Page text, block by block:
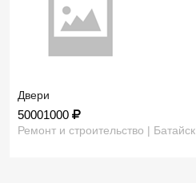
Двери
50001000
Ремонт и строительство | Батайск